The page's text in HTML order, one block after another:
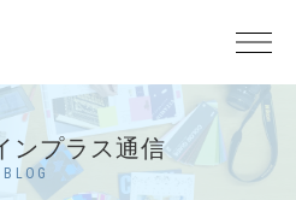
ンプラス通信
BLOG